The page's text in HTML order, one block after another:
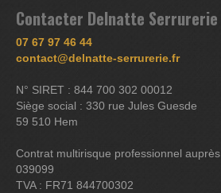
Contacter Delnatte Serrurerie
07 67 97 46 44
contact@delnatte-serrurerie.fr
N° SIRET : 844 700 302 00012
Siège social : 330 rue Jules Guesde
59 510 Hem
Contrat multirisque professionnel
039099
TVA : FR71 844700302